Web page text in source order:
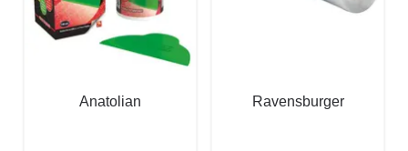
Anatolian Ravensburger